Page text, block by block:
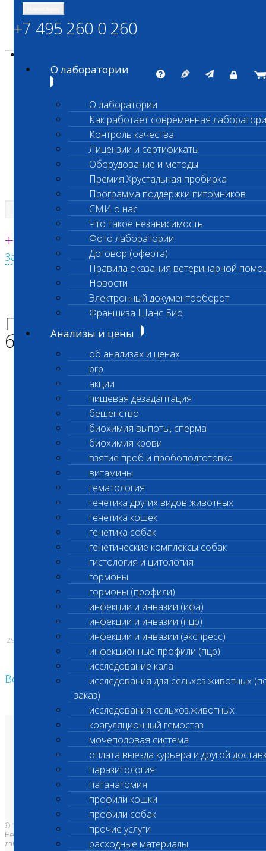
ШАНС БИО
Независимая ветеринарная лаборатория
Единая круглосуточная справочная
+7 495 260 0 260
Заказать звонок с сайта
+7 495 260 0 260
О лаборатории
О лаборатории
Как работает современная
Контроль качества
Лицензии и сертификаты
Оборудование и методы
Премия Хрустальная пробирка
Программа поддержки питомников
СМИ о нас
Что такое независимость
Фото лаборатории
Договор (оферта)
Правила оказания ветеринарной
Новости
Электронный документооборот
Франшиза Шанс Био
Анализы и цены
об анализах и ценах
prp
акции
пищевая дезадаптация
бешенство
биохимия выпоты, сперма
биохимия крови
взятие проб и пробоподготовка
витамины
гематология
генетика других видов животных
генетика кошек
генетика собак
генетические комплексы собак
гистология и цитология
гормоны
гормоны (профили)
инфекции и инвазии (ифа)
инфекции и инвазии (пцр)
инфекции и инвазии (экспресс)
инфекционные профили (пцр)
исследование кала
исследования для сельхоз.животных
заказ)
исследования сельхоз.животных
коагуляционный гемостаз
мочеполовая система
оплата выезда курьера и другой
паразитология
патанатомия
профили кошки
профили собак
прочие услуги
расходные материалы
Главная страница
Приостановка срочных биохимических исследований
Приостановка срочных
биохимических исследований
Уважаемые Клиенты!
ПРИОСТАНОВЛЕНО
выполнение срочных биохимических
исследований
в лаборатории Сколково по адресу
ул. Беловежская, дом 57.
С уважением,
Администрация ООО «Шанс Био
29.04.2026
Возврат к списку
О лаборатории
Анализы и цены
Ветеринарные центры
Владельцам
Врачам и клиникам
Бланки лаборатории
Банк донорской крови
Адреса лабораторий
© 1996-2026
Независимая ветеринарная
лаборатория Шанс Био